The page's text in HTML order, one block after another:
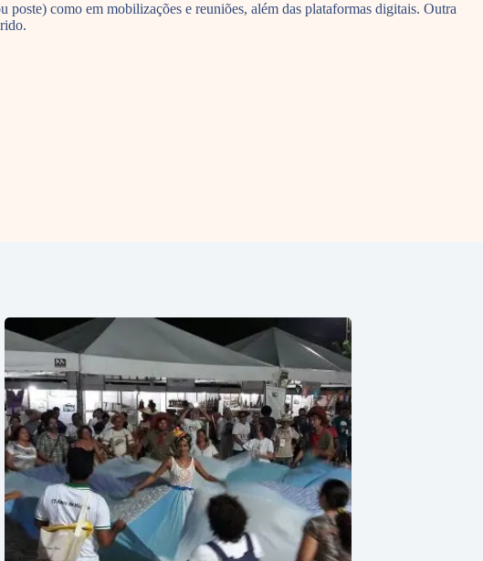
poste) como em mobilizações e reuniões, além das plataformas digitais. Outra